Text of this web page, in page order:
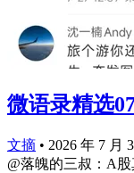
微语录精选
文摘 • 2026 年 7 月
@落魄的三叔：A